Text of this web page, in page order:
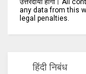
उत्तरदायी होगा। All
any data from this
legal penalties.
हिंदी निबंध